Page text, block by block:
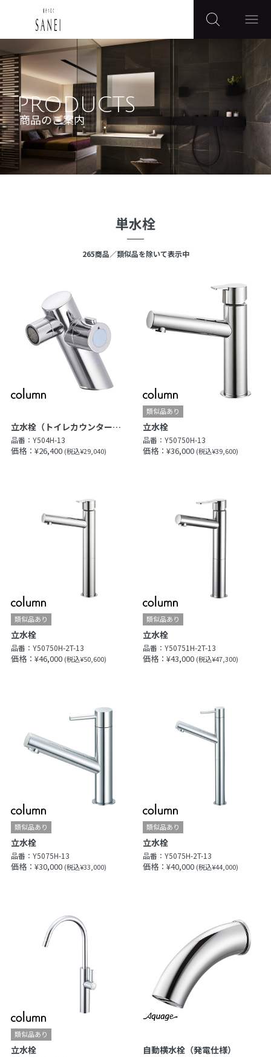
PRODUCTS
商品のご案内
単水栓
265商品／類似品を除いて表示中
立水栓（トイレカウンター用）
品番： Y504H-13
価格：¥26,400 (税込¥29,040)
立水栓
品番：Y50750H-13
価格：¥36,000 (税込¥39,600)
立水栓
品番： Y50750H-2T-13
価格：¥46,000 (税込¥50,600)
立水栓
品番：Y50751H-2T-13
価格：¥43,000 (税込¥47,300)
立水栓
品番： Y5075H-13
価格：¥30,000 (税込¥33,000)
立水栓
品番：Y5075H-2T-13
価格：¥40,000 (税込¥44,000)
立水栓 自動横水栓（発電仕様）